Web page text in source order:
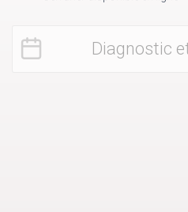
Diagnostic